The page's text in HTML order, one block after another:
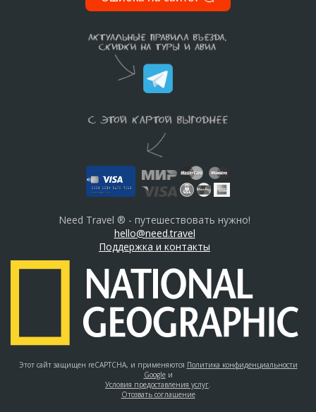
Need Travel ® - путешествовать нужно!
hello@need.travel
Поддержка и контакты
Этот сайт защищен reCAPTCHA, и применяются Политика конфиденциальности
Googleи
Условия предоставления услуг.
Отозвать соглашение